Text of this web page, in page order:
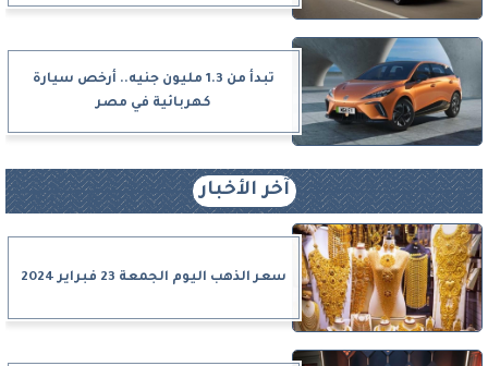
تبدأ من 1.3 مليون جنيه.. أرخص سيارة
كهربائية في مصر
آخر الأخبار
سعر الذهب اليوم الجمعة 23 فبراير 2024